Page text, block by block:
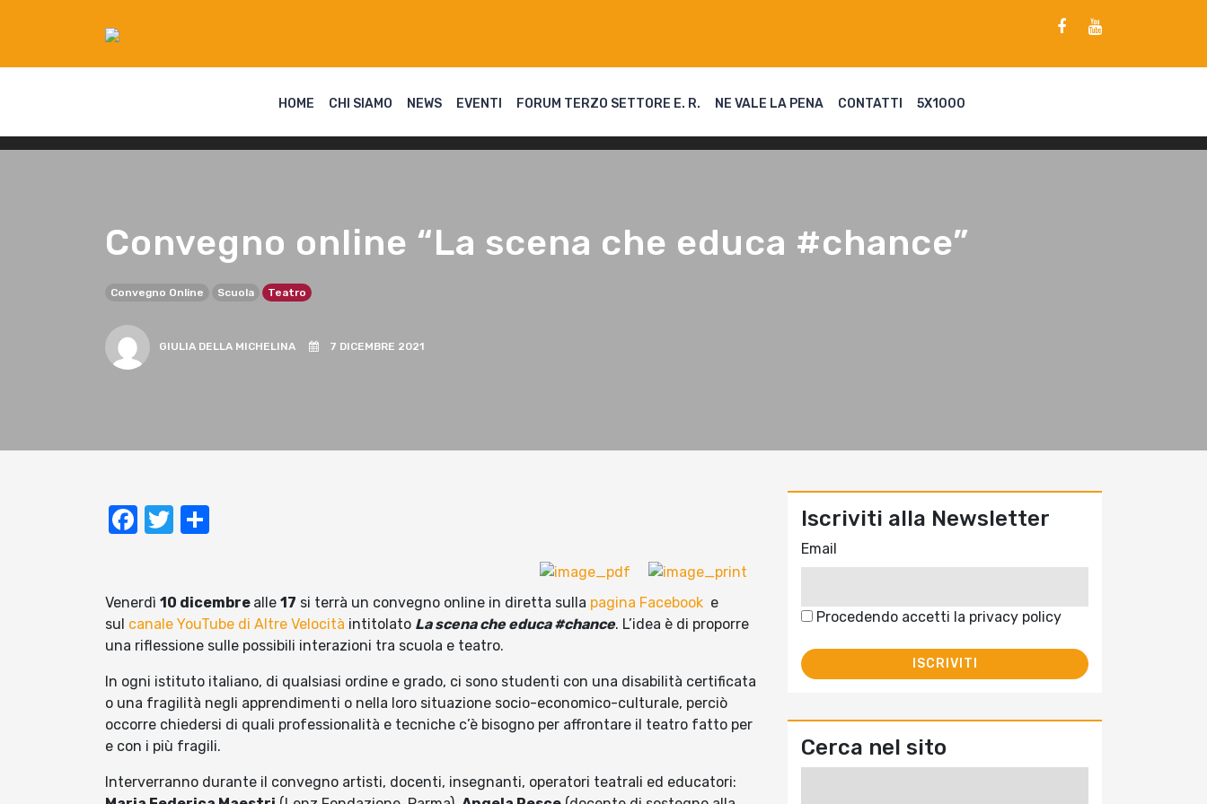
HOME CHI SIAMO NEWS EVENTI FORUM TERZO SETTORE E. R. NE VALE LA PENA CONTATTI 5X1000
Convegno online “La scena che educa #chance”
Convegno Online Scuola Teatro
GIULIA DELLA MICHELINA 7 DICEMBRE 2021
Facebook
Twitter
Venerdì 10 dicembre alle 17 si terrà un convegno online in diretta sulla pagina Facebook e
sul canale YouTube di Altre Velocità intitolato La scena che educa #chance. L’idea è di proporre
una riflessione sulle possibili interazioni tra scuola e teatro.
In ogni istituto italiano, di qualsiasi ordine e grado, ci sono studenti con una disabilità certificata
o una fragilità negli apprendimenti o nella loro situazione socio-economico-culturale, perciò
occorre chiedersi di quali professionalità e tecniche c’è bisogno per affrontare il teatro fatto per
e con i più fragili.
Interverranno durante il convegno artisti, docenti, insegnanti, operatori teatrali ed educatori:
Iscriviti alla Newsletter
Email
Procedendo accetti la privacy policy
Cerca nel sito